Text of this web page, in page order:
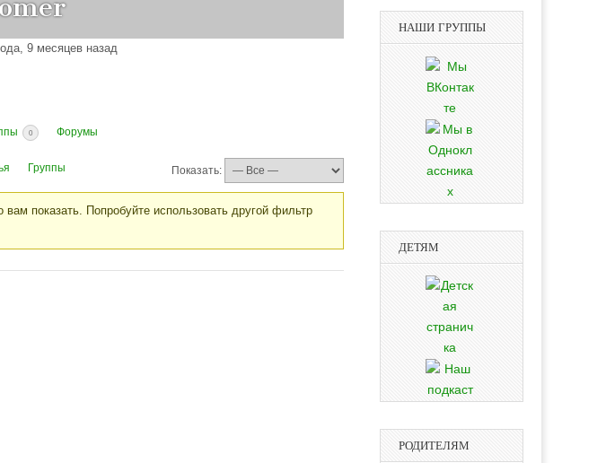
9 месяцев назад
0 Форумы
Группы Показать:
показать. Попробуйте использовать другой фильтр
НАШИ ГРУППЫ
ДЕТЯМ
РОДИТЕЛЯМ